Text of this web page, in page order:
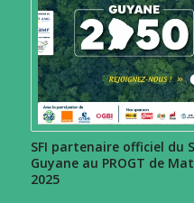
SFI partenaire officiel du
Guyane au PROGT de
2025